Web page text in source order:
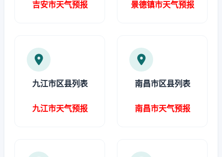
吉安市天气预报 景德镇市天气预报
九江市区县列表
九江市天气预报
南昌市区县列表
南昌市天气预报